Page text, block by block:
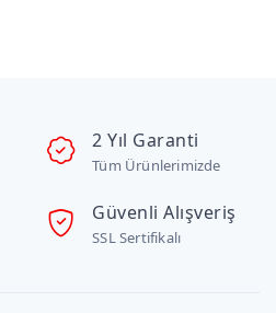
2 Yıl Garanti
Tüm Ürünlerimizde
Güvenli Alışveriş
SSL Sertifikalı